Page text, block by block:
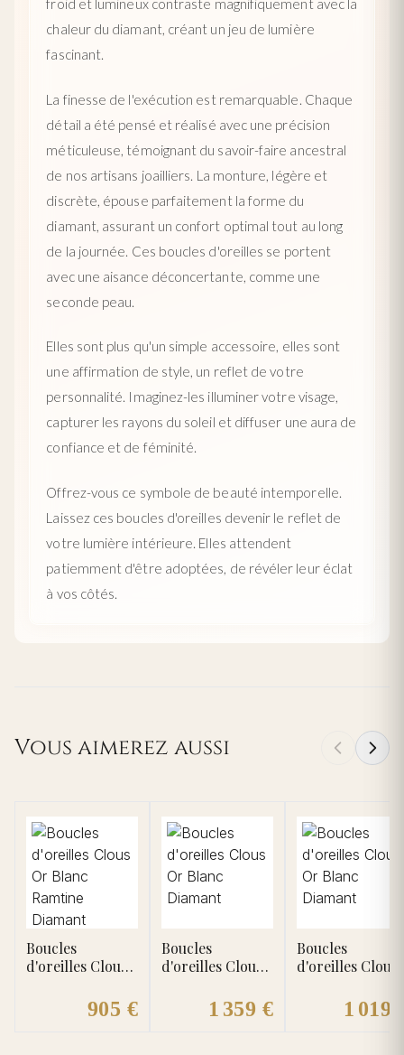
froid et lumineux contraste magnifiquement avec la
chaleur du diamant, créant un jeu de lumière
fascinant.
La finesse de l'exécution est remarquable. Chaque
détail a été pensé et réalisé avec une précision
méticuleuse, témoignant du savoir-faire ancestral
de nos artisans joailliers. La monture, légère et
discrète, épouse parfaitement la forme du
diamant, assurant un confort optimal tout au long
de la journée. Ces boucles d'oreilles se portent
avec une aisance déconcertante, comme une
seconde peau.
Elles sont plus qu'un simple accessoire, elles sont
une affirmation de style, un reflet de votre
personnalité. Imaginez-les illuminer votre visage,
capturer les rayons du soleil et diffuser une aura de
confiance et de féminité.
Offrez-vous ce symbole de beauté intemporelle.
Laissez ces boucles d'oreilles devenir le reflet de
votre lumière intérieure. Elles attendent
patiemment d'être adoptées, de révéler leur éclat
à vos côtés.
Vous aimerez aussi
Boucles
d'oreilles Clous
905 €
Boucles
d'oreilles Clous
Diamant1 359 €
Boucles
d'oreilles Clous
Diamant1 019